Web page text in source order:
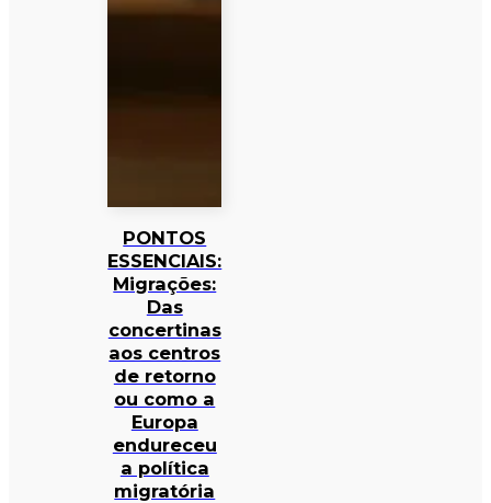
PONTOS
ESSENCIAIS:
Migrações:
Das
concertinas
aos centros
de retorno
ou como a
Europa
endureceu
a política
migratória